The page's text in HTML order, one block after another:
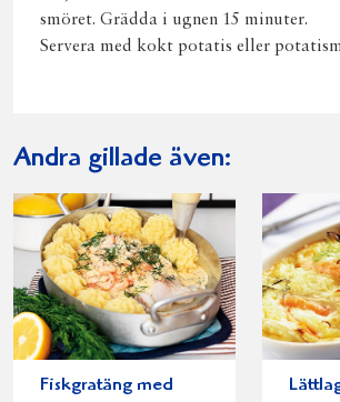
smöret. Grädda i ugnen 15 minuter.
Servera med kokt potatis eller
Andra gillade även:
Fiskgratäng med